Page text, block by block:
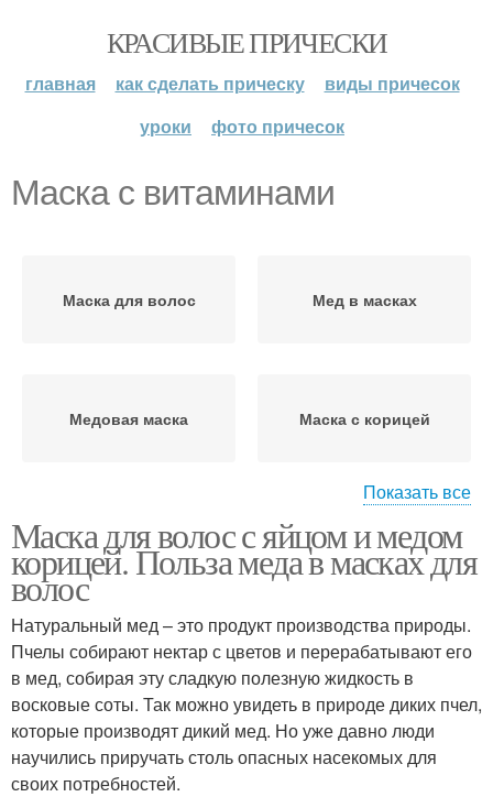
КРАСИВЫЕ ПРИЧЕСКИ
главная как сделать прическу
виды причесок
уроки
фото причесок
Маска с витаминами
Маска для волос Мед в масках
Медовая маска Маска с корицей
Маски с медом Маска с коньяком
Маска с луком Маска с маслом
Маски с коньяком
Показать все
Маска для волос с яйцом и медом
корицей. Польза меда в масках для
волос
Натуральный мед – это продукт производства природы.
Пчелы собирают нектар с цветов и перерабатывают его
в мед, собирая эту сладкую полезную жидкость в
восковые соты. Так можно увидеть в природе диких пчел,
которые производят дикий мед. Но уже давно люди
научились приручать столь опасных насекомых для
своих потребностей.